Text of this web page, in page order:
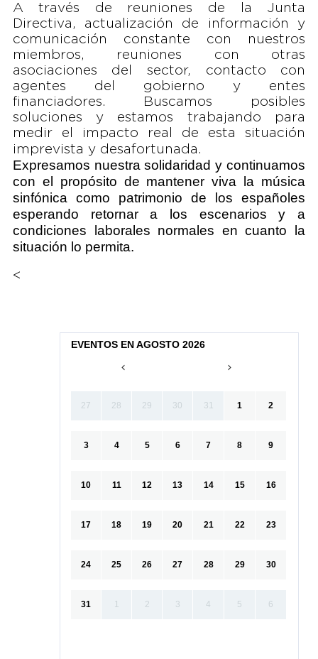
A través de reuniones de la Junta
Directiva, actualización de información y
comunicación constante con nuestros
miembros, reuniones con otras
asociaciones del sector, contacto con
agentes del gobierno y entes
financiadores. Buscamos posibles
soluciones y estamos trabajando para
medir el impacto real de esta situación
imprevista y desafortunada.
Expresamos nuestra solidaridad y continuamos
con el propósito de mantener viva la música
sinfónica como patrimonio de los españoles
esperando retornar a los escenarios y a
condiciones laborales normales en cuanto la
situación lo permita.
<
EVENTOS EN AGOSTO 2026
27 28 29 30 31 1 2
3 4 5 6 7 8 9
10 11 12 13 14 15 16
17 18 19 20 21 22 23
24 25 26 27 28 29 30
31 1 2 3 4 5 6